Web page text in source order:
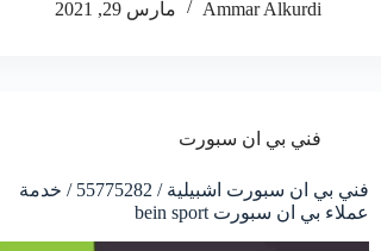
Ammar Alkurdi
مارس 29, 2021
فني بي ان سبورت
فني بي ان سبورت اشبيلية / 55775282 / خدمة
عملاء بي ان سبورت bein sport